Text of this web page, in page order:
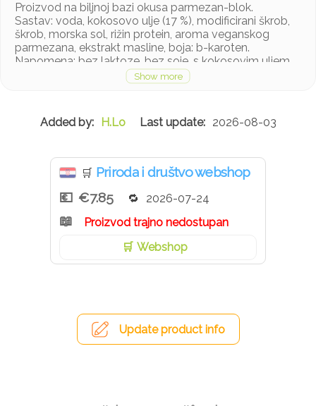
Proizvod na biljnoj bazi okusa parmezan-blok.
Sastav: voda, kokosovo ulje (17 %), modificirani škrob,
škrob, morska sol, rižin protein, aroma veganskog
parmezana, ekstrakt masline, boja: b-karoten.
Napomena: bez laktoze, bez soje, s kokosovim uljem.
H.Lo 2026-08-03
🛒 Priroda i društvo webshop
€7.85
2026-07-24
Proizvod trajno nedostupan
Webshop
Update product info